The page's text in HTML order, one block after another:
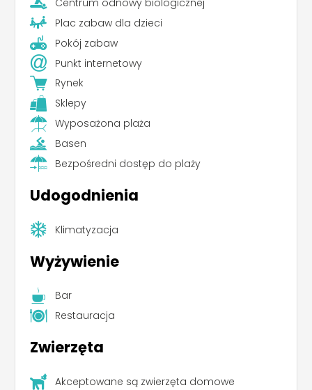
Plac zabaw dla dzieci
Pokój zabaw
Punkt internetowy
Rynek
Sklepy
Wyposażona plaża
Basen
Bezpośredni dostęp do plaży
Udogodnienia
Klimatyzacja
Wyżywienie
Bar
Restauracja
Zwierzęta
Akceptowane są zwierzęta domowe